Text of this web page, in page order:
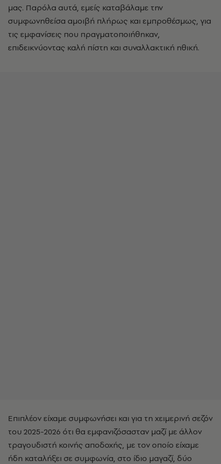
μας. Παρόλα αυτά, εμείς καταβάλαμε την
συμφωνηθείσα αμοιβή πλήρως και εμπροθέσμως, για
τις εμφανίσεις που πραγματοποιήθηκαν,
επιδεικνύοντας καλή πίστη και συναλλακτική ηθική.
Επιπλέον είχαμε συμφωνήσει και για τη χειμερινή σεζόν
του 2025-2026 ότι θα εμφανιζόσασταν μαζί με άλλον
τραγουδιστή κοινής αποδοχής, με τον οποίο είχαμε
ήδη καταλήξει σε συμφωνία, στο ίδιο μαγαζί, δύο